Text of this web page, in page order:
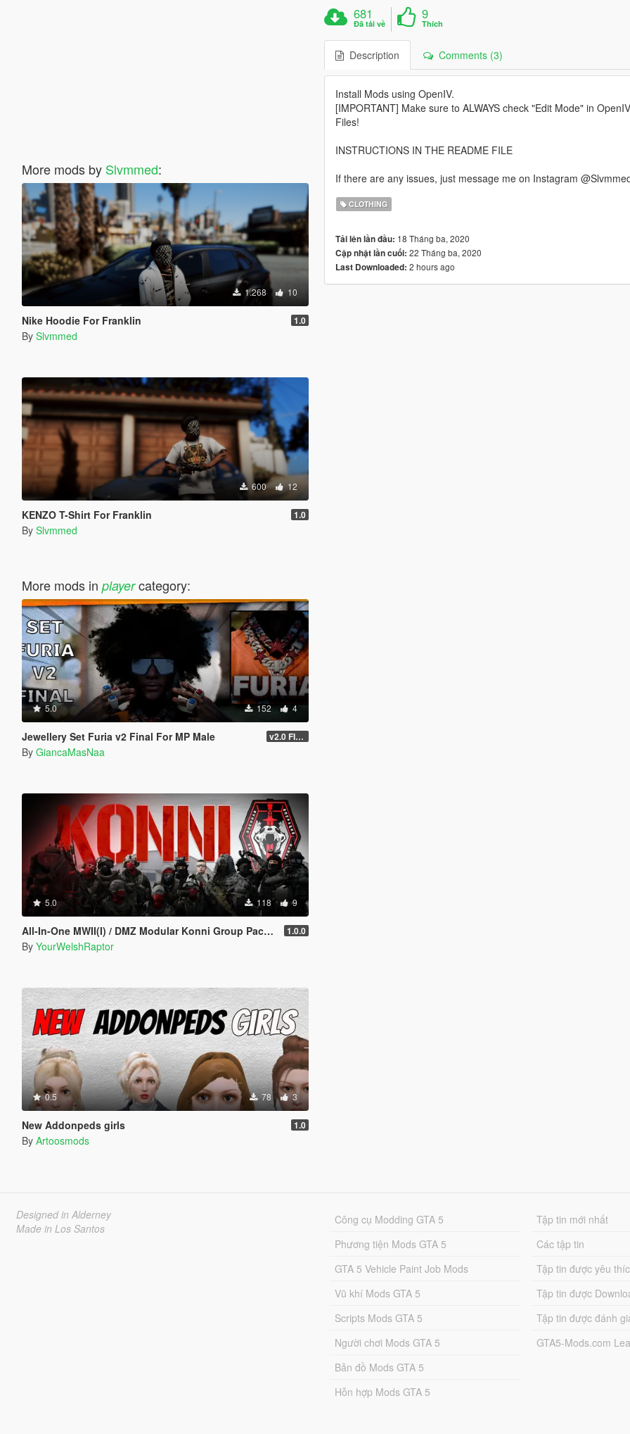
More mods by Slvmmed:
1.268 10
Nike Hoodie For Franklin 1.0
By Slvmmed
600 12
KENZO T-Shirt For Franklin 1.0
By Slvmmed
More mods in playercategory:
5.0 152 4
Jewellery Set Furia v2 Final For MP Male v2.0 FINAL
By GiancaMasNaa
5.0 118 9
All-In-One MWII(I) / DMZ Modular Konni Group Pack [Add-On Ped & MP Male] 1.0.0
By YourWelshRaptor
0.5 78 3
New Addonpeds girls 1.0
By Artoosmods
681
Đã tải về
9
Thích
Description Comments (3)
Install Mods using OpenIV.
[IMPORTANT] Make sure to ALWAYS check "Edit Mode" in
Files!
INSTRUCTIONS IN THE README FILE
If there are any issues, just message me on Instagram
CLOTHING
Tải lên lần đầu: 18 Tháng ba, 2020
Cập nhật lần cuối: 22 Tháng ba, 2020
Last Downloaded: 2 hours ago
Designed in Alderney
Made in Los Santos
Công cụ Modding GTA 5
Phương tiện Mods GTA 5
GTA 5 Vehicle Paint Job Mods
Vũ khí Mods GTA 5
Scripts Mods GTA 5
Người chơi Mods GTA 5
Bản đồ Mods GTA 5
Hỗn hợp Mods GTA 5
Tập tin mới nhất
Các tập tin
Tập tin được yêu
Tập tin được
Tập tin được đánh
GTA5-Mods.com